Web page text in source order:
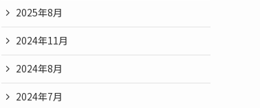
2025年8月
2024年11月
2024年8月
2024年7月